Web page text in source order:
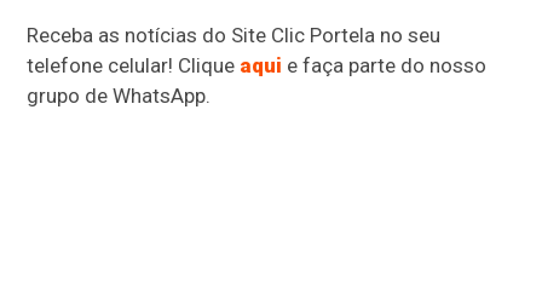
Receba as notícias do Site Clic Portela no seu
telefone celular! Clique aqui e faça parte do nosso
grupo de WhatsApp.